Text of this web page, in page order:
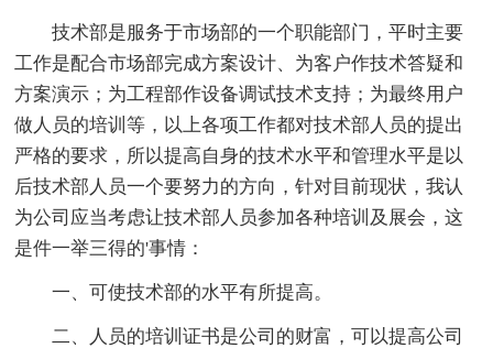
技术部是服务于市场部的一个职能部门，平时主要
工作是配合市场部完成方案设计、为客户作技术答疑和
方案演示；为工程部作设备调试技术支持；为最终用户
做人员的培训等，以上各项工作都对技术部人员的提出
严格的要求，所以提高自身的技术水平和管理水平是以
后技术部人员一个要努力的方向，针对目前现状，我认
为公司应当考虑让技术部人员参加各种培训及展会，这
是件一举三得的'事情：
一、可使技术部的水平有所提高。
二、人员的培训证书是公司的财富，可以提高公司